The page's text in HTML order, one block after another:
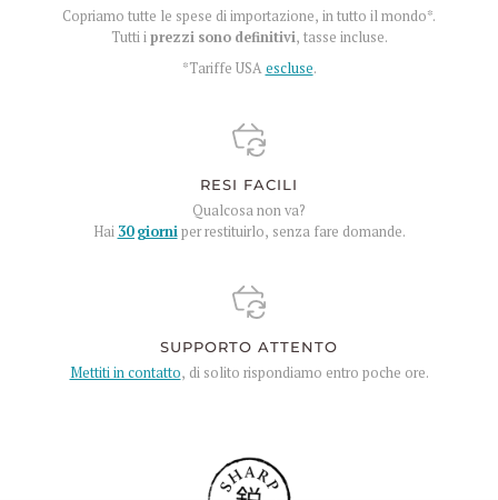
Copriamo tutte le spese di importazione, in tutto il mondo*.
Tutti iprezzi sono definitivi, tasse incluse.
*Tariffe USAescluse.
RESI FACILI
Qualcosa non va?
Hai 30 giorniper restituirlo, senza fare domande.
SUPPORTO ATTENTO
Mettiti in contatto, di solito rispondiamo entro poche ore.